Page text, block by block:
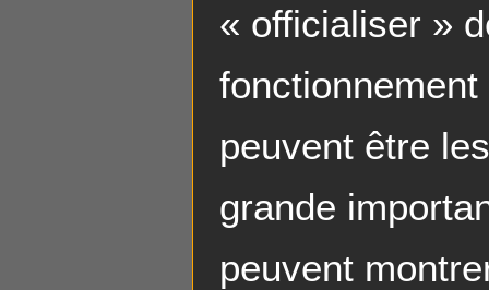
« officialiser »
peuvent être
grande
peuvent